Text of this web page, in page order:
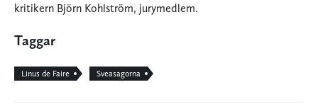
kritikern Björn Kohlström, jurymedlem.
Taggar
Linus de Faire Sveasagorna